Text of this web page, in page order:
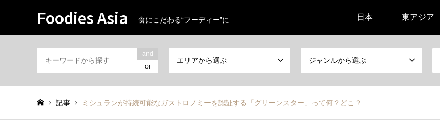
Foodies Asia 食にこだわる“フーディー”に 日本 東アジア
and
or
エリアから選ぶ ジャンルから選ぶ
記事 ミシュランが持続可能なガストロノミーを認証する「グリーンスター」って何？どこ？